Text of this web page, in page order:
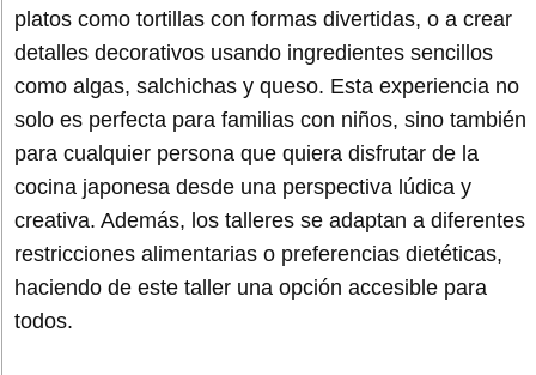
platos como tortillas con formas divertidas, o a crear
detalles decorativos usando ingredientes sencillos
como algas, salchichas y queso. Esta experiencia no
solo es perfecta para familias con niños, sino también
para cualquier persona que quiera disfrutar de la
cocina japonesa desde una perspectiva lúdica y
creativa. Además, los talleres se adaptan a diferentes
restricciones alimentarias o preferencias dietéticas,
haciendo de este taller una opción accesible para
todos.